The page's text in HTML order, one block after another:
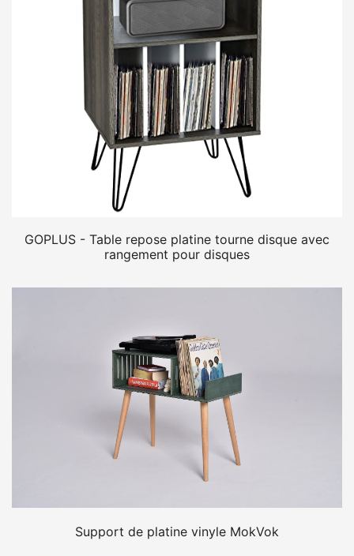
GOPLUS - Table repose platine tourne disque avec
rangement pour disques
Support de platine vinyle MokVok